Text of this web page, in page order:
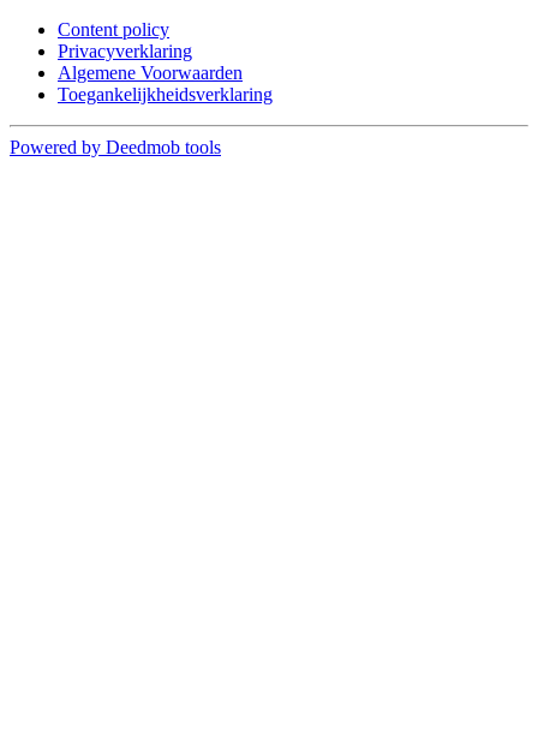
Content policy
Privacyverklaring
Algemene Voorwaarden
Toegankelijkheidsverklaring
Powered by Deedmob tools